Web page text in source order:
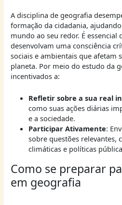
A disciplina de geografia
formação da cidadania,
mundo ao seu redor. É essencial
desenvolvam uma consciência
sociais e ambientais que afetam
planeta. Por meio do estudo da
incentivados a:
Refletir sobre a sua real
como suas ações diárias
e a sociedade.
Participar Ativamente:
sobre questões relevantes,
climáticas e políticas
Como se preparar
em geografia